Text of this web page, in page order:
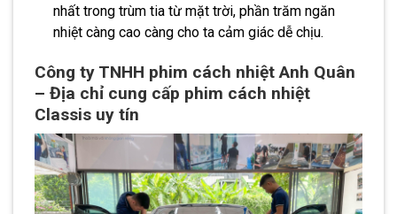
nhất trong trùm tia từ mặt trời, phần trăm ngăn
nhiệt càng cao càng cho ta cảm giác dễ chịu.
Công ty TNHH phim cách nhiệt Anh Quân
– Địa chỉ cung cấp phim cách nhiệt
Classis uy tín